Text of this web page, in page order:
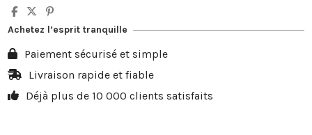
Achetez l’esprit tranquille
Paiement sécurisé et simple
Livraison rapide et fiable
Déjà plus de 10 000 clients satisfaits